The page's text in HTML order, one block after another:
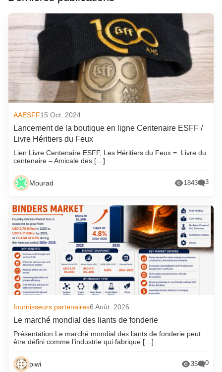
AAESFF15 Oct. 2024
Lancement de la boutique en ligne Centenaire ESFF /
Livre Héritiers du Feux
Lien Livre Centenaire ESFF, Les Héritiers du Feux = Livre du
centenaire – Amicale des […]
Mourad 1843 3
fournisseurs partenaires6 Août. 2026
Le marché mondial des liants de fonderie
Présentation Le marché mondial des liants de fonderie peut
être défini comme l’industrie qui fabrique […]
piwi 35 0